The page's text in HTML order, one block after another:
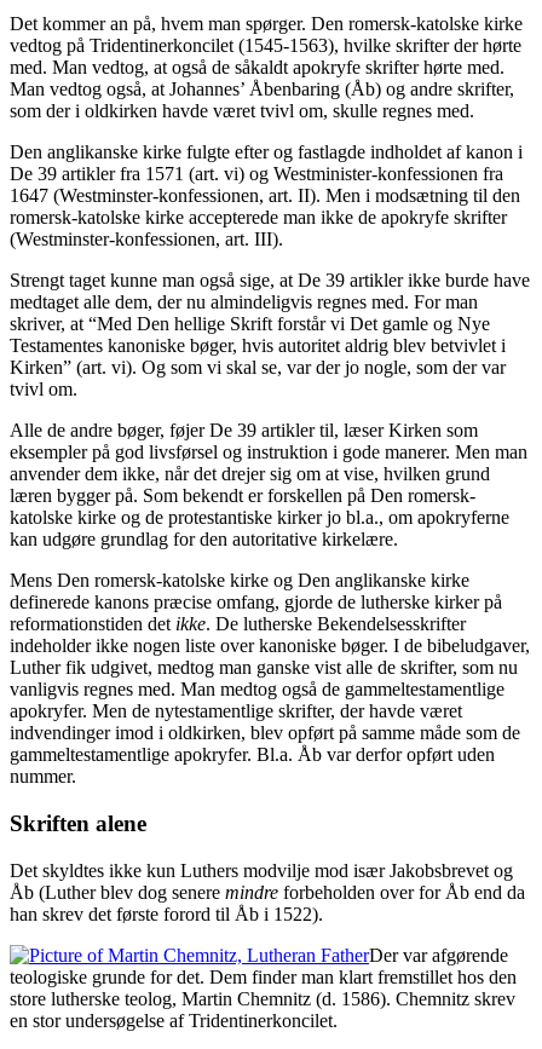
Det kommer an på, hvem man spørger. Den romersk-katolske kirke
vedtog på Tridentinerkoncilet (1545-1563), hvilke skrifter der hørte
med. Man vedtog, at også de såkaldt apokryfe skrifter hørte med.
Man vedtog også, at Johannes’ Åbenbaring (Åb) og andre skrifter,
som der i oldkirken havde været tvivl om, skulle regnes med.
Den anglikanske kirke fulgte efter og fastlagde indholdet af kanon i
De 39 artikler fra 1571 (art. vi) og Westminister-konfessionen fra
1647 (Westminster-konfessionen, art. II). Men i modsætning til den
romersk-katolske kirke accepterede man ikke de apokryfe skrifter
(Westminster-konfessionen, art. III).
Strengt taget kunne man også sige, at De 39 artikler ikke burde have
medtaget alle dem, der nu almindeligvis regnes med. For man
skriver, at “Med Den hellige Skrift forstår vi Det gamle og Nye
Testamentes kanoniske bøger, hvis autoritet aldrig blev betvivlet i
Kirken” (art. vi). Og som vi skal se, var der jo nogle, som der var
tvivl om.
Alle de andre bøger, føjer De 39 artikler til, læser Kirken som
eksempler på god livsførsel og instruktion i gode manerer. Men man
anvender dem ikke, når det drejer sig om at vise, hvilken grund
læren bygger på. Som bekendt er forskellen på Den romersk-
katolske kirke og de protestantiske kirker jo bl.a., om apokryferne
kan udgøre grundlag for den autoritative kirkelære.
Mens Den romersk-katolske kirke og Den anglikanske kirke
definerede kanons præcise omfang, gjorde de lutherske kirker på
reformationstiden det ikke. De lutherske Bekendelsesskrifter
indeholder ikke nogen liste over kanoniske bøger. I de bibeludgaver,
Luther fik udgivet, medtog man ganske vist alle de skrifter, som nu
vanligvis regnes med. Man medtog også de gammeltestamentlige
apokryfer. Men de nytestamentlige skrifter, der havde været
indvendinger imod i oldkirken, blev opført på samme måde som de
gammeltestamentlige apokryfer. Bl.a. Åb var derfor opført uden
nummer.
Skriften alene
Det skyldtes ikke kun Luthers modvilje mod især Jakobsbrevet og
Åb (Luther blev dog senere mindre forbeholden over for Åb end da
han skrev det første forord til Åb i 1522).
Der var afgørende
teologiske grunde for det. Dem finder man klart fremstillet hos den
store lutherske teolog, Martin Chemnitz (d. 1586). Chemnitz skrev
en stor undersøgelse af Tridentinerkoncilet.